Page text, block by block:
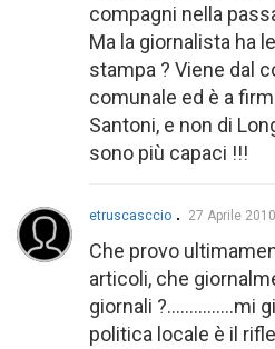
compagni nella
Ma la giornalista ha
stampa ? Viene dal
comunale ed è a
Santoni, e non di
sono più capaci !!!
etruscasccio 27 Aprile
Che provo
articoli, che
giornali ?……………mi
politica locale è il